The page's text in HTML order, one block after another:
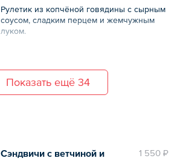
Рулетик из копчёной говядины с сырным
соусом, сладким перцем и жемчужным
луком.
Показать ещё 34
1 550 ₽
Сэндвичи с ветчиной и